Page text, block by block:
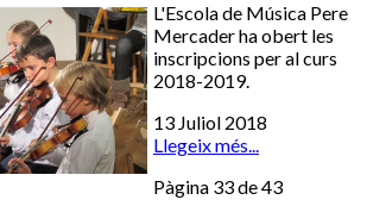
L'Escola de Música Pere
Mercader ha obert les
inscripcions per al curs
2018-2019.
13 Juliol 2018
Llegeix més...
Pàgina 33 de 43